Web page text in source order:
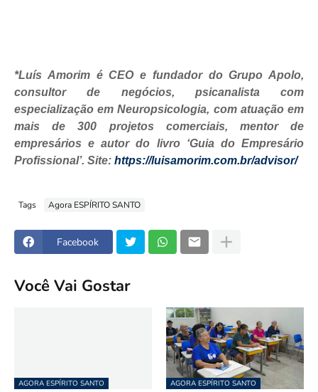
*Luís Amorim é CEO e fundador do Grupo Apolo,
consultor de negócios, psicanalista com
especialização em Neuropsicologia, com atuação em
mais de 300 projetos comerciais, mentor de
empresários e autor do livro ‘Guia do Empresário
Profissional’. Site: https://luisamorim.com.br/advisor/
Tags Agora ESPÍRITO SANTO
Facebook
Você Vai Gostar
AGORA ESPÍRITO SANTO AGORA ESPÍRITO SANTO